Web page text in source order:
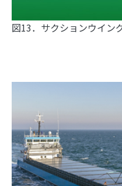
図13．サクションウイン